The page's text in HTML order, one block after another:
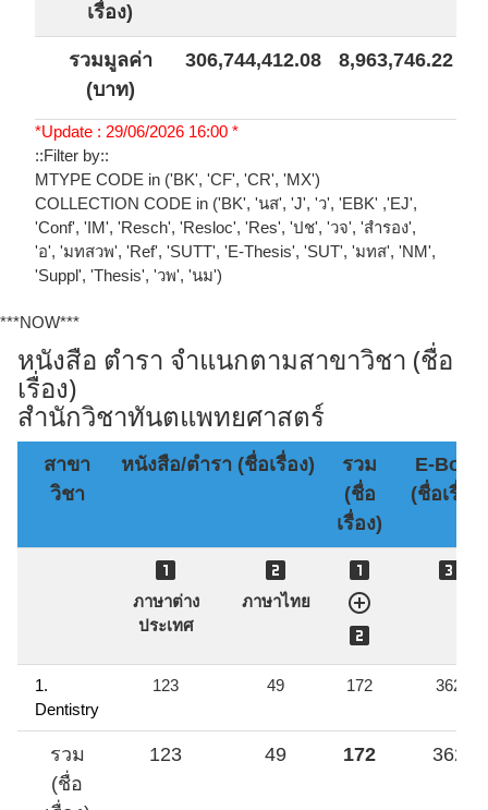
เรื่อง)
รวมมูลค่า
(บาท)
306,744,412.08 8,963,746.22
*Update : 29/06/2026 16:00 *
::Filter by::
MTYPE CODE in ('BK', 'CF', 'CR', 'MX')
COLLECTION CODE in ('BK', 'นส', 'J', 'ว', 'EBK' ,'EJ',
'Conf', 'IM', 'Resch', 'Resloc', 'Res', 'ปช', 'วจ', 'สำรอง',
'อ', 'มทสวพ', 'Ref', 'SUTT', 'E-Thesis', 'SUT', 'มทส', 'NM',
'Suppl', 'Thesis', 'วพ', 'นม')
***NOW***
หนังสือ ตำรา จำแนกตามสาขาวิชา (ชื่อ
เรื่อง)
สำนักวิชาทันตแพทยศาสตร์
สาขา
วิชา
หนังสือ/ตำรา (ชื่อเรื่อง)
รวม
(ชื่อ
เรื่อง)
E-Book
(ชื่อเรื่อง)

ภาษาต่าง
ประเทศ

ภาษาไทย




1.
Dentistry
123 49 172 362
รวม
(ชื่อ
123 49 172 362